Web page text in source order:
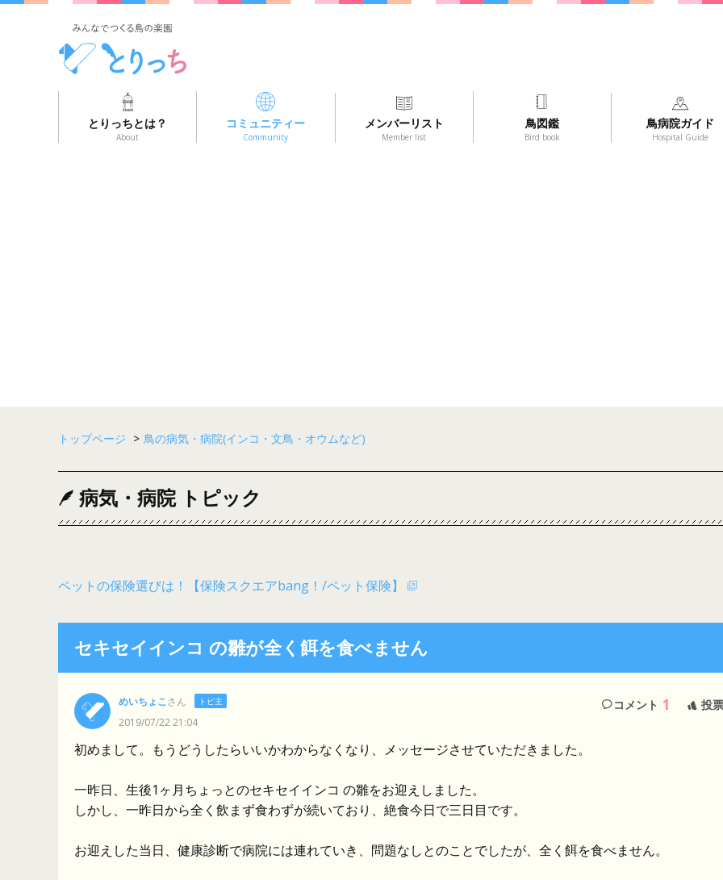
とりっちとは？
About
コミュニティー
Community
メンバーリスト
Member list
鳥図鑑
Bird book
鳥病院ガイド
Hospital Guide
トップページ > 鳥の病気・病院(インコ・文鳥・オウムなど)
病気・病院 トピック
ペットの保険選びは！【保険スクエアbang！/ペット保険】
セキセイインコ の雛が全く餌を食べません
めいちょこさん トピ主
2019/07/22 21:04
コメント 1 投票
初めまして。もうどうしたらいいかわからなくなり、メッセージさせていただきました。
一昨日、生後1ヶ月ちょっとのセキセイインコ の雛をお迎えしました。
しかし、一昨日から全く飲まず食わずが続いており、絶食今日で三日目です。
お迎えした当日、健康診断で病院には連れていき、問題なしとのことでしたが、全く餌を食べません。